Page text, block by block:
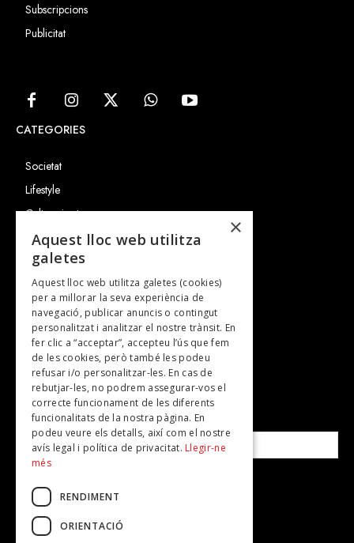
Subscripcions
Publicitat
CATEGORIES
Societat
Lifestyle
Cultura i art
Entrevistes
Gastronomia
TV
Plans per fer
Revistes
SUBSCRIU-TE A LA NOSTRA NEWSLETTER!
Correu electrònic*
Accepto lapolítica de privacitat
×
Aquest lloc web utilitza
galetes
Aquest lloc web utilitza galetes (cookies)
per a millorar la seva experiència de
navegació, publicar anuncis o contingut
personalitzat i analitzar el nostre trànsit. En
fer clic a “acceptar”, accepteu l’ús que fem
de les cookies, però també les podeu
refusar i/o personalitzar-les. En cas de
rebutjar-les, no podrem assegurar-vos el
correcte funcionament de les diferents
funcionalitats de la nostra pàgina. En
podeu veure els detalls, així com el nostre
avís legal i política de privacitat. Llegir-ne
més
RENDIMENT
ORIENTACIÓ